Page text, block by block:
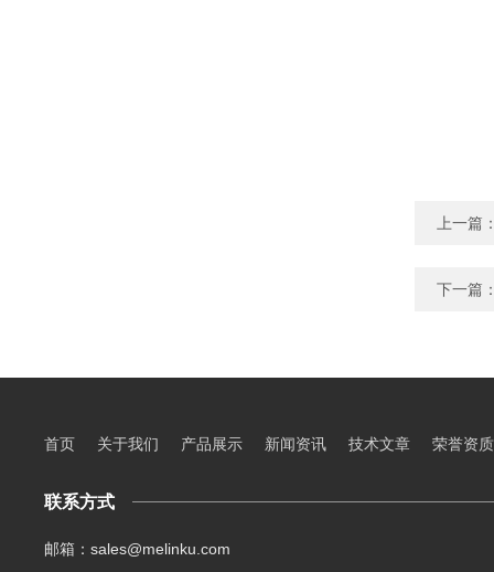
上一篇
下一篇
首页 关于我们 产品展示 新闻资讯 技术文章 荣誉资质
联系方式
邮箱：sales@melinku.com